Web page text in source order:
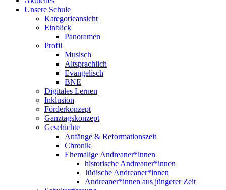
Unsere Schule
Kategorieansicht
Einblick
Panoramen
Profil
Musisch
Altsprachlich
Evangelisch
BNE
Digitales Lernen
Inklusion
Förderkonzept
Ganztagskonzept
Geschichte
Anfänge & Reformationszeit
Chronik
Ehemalige Andreaner*innen
historische Andreaner*innen
Jüdische Andreaner*innen
Andreaner*innen aus jüngerer Zeit